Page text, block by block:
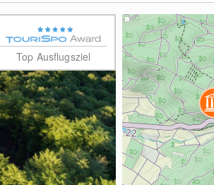
Top Ausflugsziel